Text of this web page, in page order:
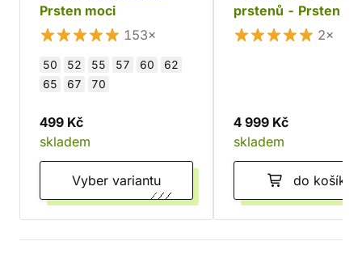
Prsten moci
153×
50 52 55 57 60
62
65
67 70
499 Kč
skladem
Vyber variantu
prstenů - Prsten
De Luxe (Ag 925)
2×
4 999 Kč
skladem
do košíku